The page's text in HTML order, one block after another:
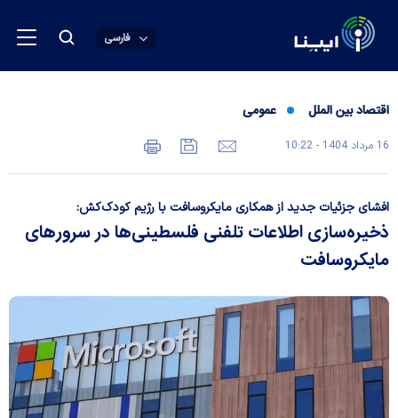
فارسی
اقتصاد بین الملل عمومی
16 مرداد 1404 - 10:22
افشای جزئیات جدید از همکاری مایکروسافت با رژیم کودک‌کش:
ذخیره‌سازی اطلاعات تلفنی فلسطینی‌ها در سرور‌های
مایکروسافت